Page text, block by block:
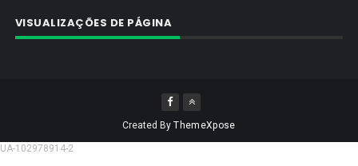
VISUALIZAÇÕES DE PÁGINA
Created ByThemeXpose
UA-102978914-2